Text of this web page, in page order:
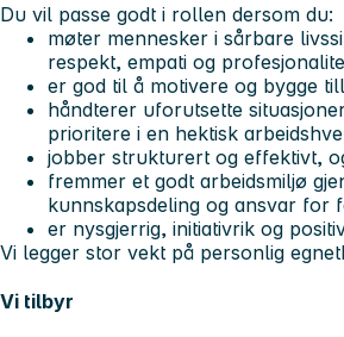
Du vil passe godt i rollen dersom du:
møter mennesker i sårbare
respekt, empati og
er god til å motivere og bygge
håndterer uforutsette
prioritere i en hektisk
jobber strukturert og effektivt,
fremmer et godt arbeidsmiljø
kunnskapsdeling og ansvar for
er nysgjerrig, initiativrik og
Vi legger stor vekt på personlig
Vi tilbyr